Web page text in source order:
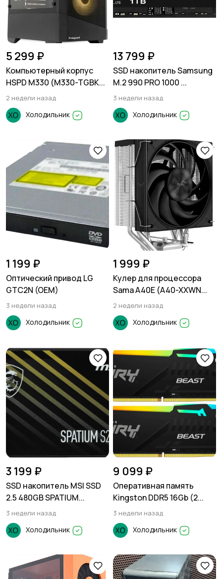
5 299 ₽
Компьютерный корпус
HSPD M330 (M330-TGBK...
2 недели назад
Холодильник
13 799 ₽
SSD накопитель Samsung
M.2 990 PRO 1000 ...
3 недели назад
Холодильник
1 199 ₽
Оптический привод LG
GTC2N (OEM)
3 недели назад
Холодильник
1 999 ₽
Кулер для процессора
Sama A40E (A40-XXWN...
2 недели назад
Холодильник
3 199 ₽
SSD накопитель MSI SSD
2.5 480GB SPATIUM...
3 недели назад
Холодильник
9 099 ₽
Оперативная память
Kingston DDR5 16Gb (2...
3 недели назад
Холодильник